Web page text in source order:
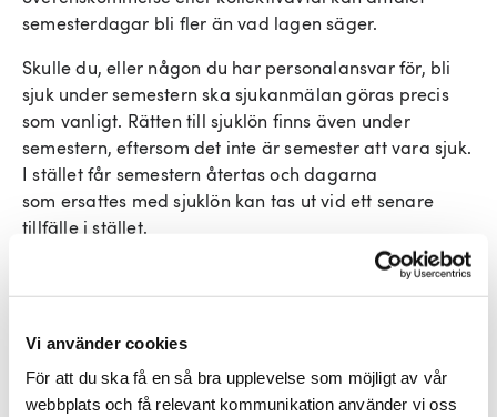
Vi använder cookies
För att du ska få en så bra upplevelse som möjligt av vår
webbplats och få relevant kommunikation använder vi oss
semesterdagar bli fler än vad lagen säger.
Skulle du, eller någon du har personalansvar för, bli
sjuk under semestern ska sjukanmälan göras precis
som vanligt. Rätten till sjuklön finns även under
semestern, eftersom det inte är semester att vara sjuk.
I stället får semestern återtas och dagarna
som ersattes med sjuklön kan tas ut vid ett senare
tillfälle i stället.
Semesterlön och semesterersättning
Den lön som betalas ut när någon tar ut betald
semester motsvarar den vanliga lönen, men kallas då
i stället semesterlön. Utöver den vanliga lönen